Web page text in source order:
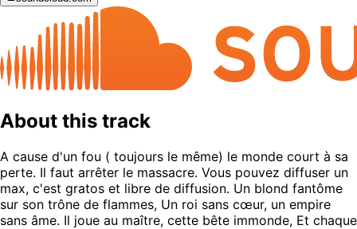
About this track
A cause d'un fou ( toujours le même) le monde court à sa
perte. Il faut arrêter le massacre. Vous pouvez diffuser un
max, c'est gratos et libre de diffusion. Un blond fantôme
sur son trône de flammes, Un roi sans cœur, un empire
sans âme. Il joue au maître, cette bête immonde, Et chaque